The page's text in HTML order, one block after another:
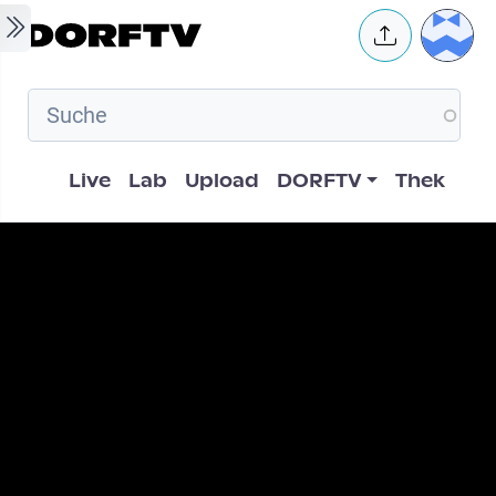
Skip to main content User
Hauptnavigation
Live Lab Upload DORFTV Thek